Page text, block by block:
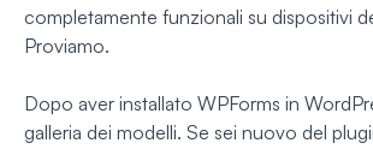
completamente funzionali su dispositivi
Proviamo.
Dopo aver installato WPForms in
galleria dei modelli. Se sei nuovo del